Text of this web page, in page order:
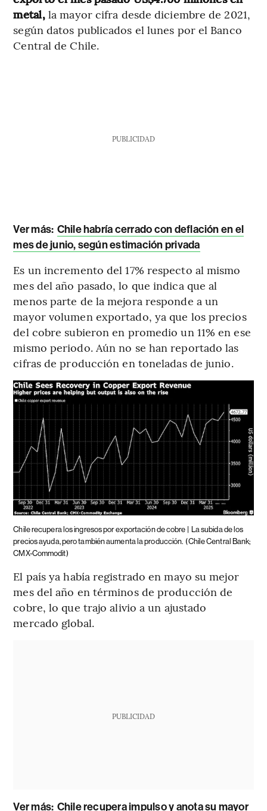
metal,la mayor cifra desde diciembre de 2021,
según datos publicados el lunes por el Banco
Central de Chile.
PUBLICIDAD
Ver más: Chile habría cerrado con deflación en el
mes de junio, según estimación privada
Es un incremento del 17% respecto al mismo
mes del año pasado, lo que indica que al
menos parte de la mejora responde a un
mayor volumen exportado, ya que los precios
del cobre subieron en promedio un 11% en ese
mismo periodo. Aún no se han reportado las
cifras de producción en toneladas de junio.
Chile recupera los ingresos por exportación de cobre |
La subida de los
precios ayuda, pero también aumenta la producción. (Chile Central Bank;
CMX-Commodit)
El país ya había registrado en mayo su mejor
mes del año en términos de producción de
cobre, lo que trajo alivio a un ajustado
mercado global.
PUBLICIDAD
Ver más: Chile recupera impulso y anota su mayor